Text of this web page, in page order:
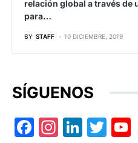
relación global a través de
para…
BY STAFF 10 DICIEMBRE, 2019
SÍGUENOS
Facebook
Instagram
LinkedIn